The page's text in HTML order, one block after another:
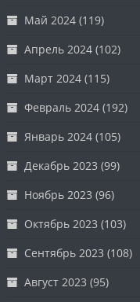
Май 2024 (119)
Апрель 2024 (102)
Март 2024 (115)
Февраль 2024 (192)
Январь 2024 (105)
Декабрь 2023 (99)
Ноябрь 2023 (96)
Октябрь 2023 (103)
Сентябрь 2023 (108)
Август 2023 (95)